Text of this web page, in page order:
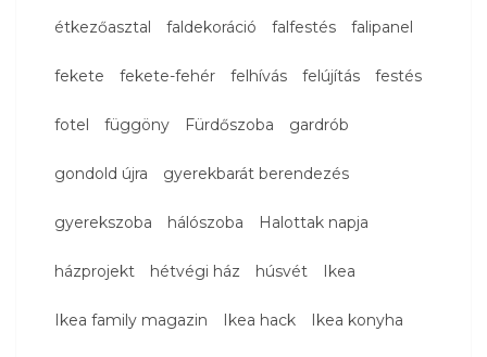
étkezőasztal faldekoráció falfestés falipanel
fekete fekete-fehér felhívás felújítás festés
fotel függöny Fürdőszoba gardrób
gondold újra gyerekbarát berendezés
gyerekszoba hálószoba Halottak napja
házprojekt hétvégi ház húsvét Ikea
Ikea family magazin Ikea hack Ikea konyha